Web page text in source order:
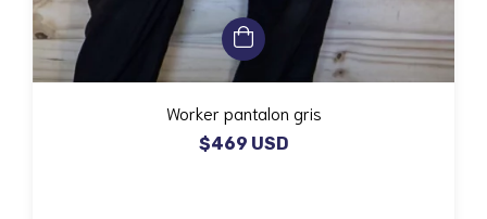
Worker pantalon gris
$469 USD